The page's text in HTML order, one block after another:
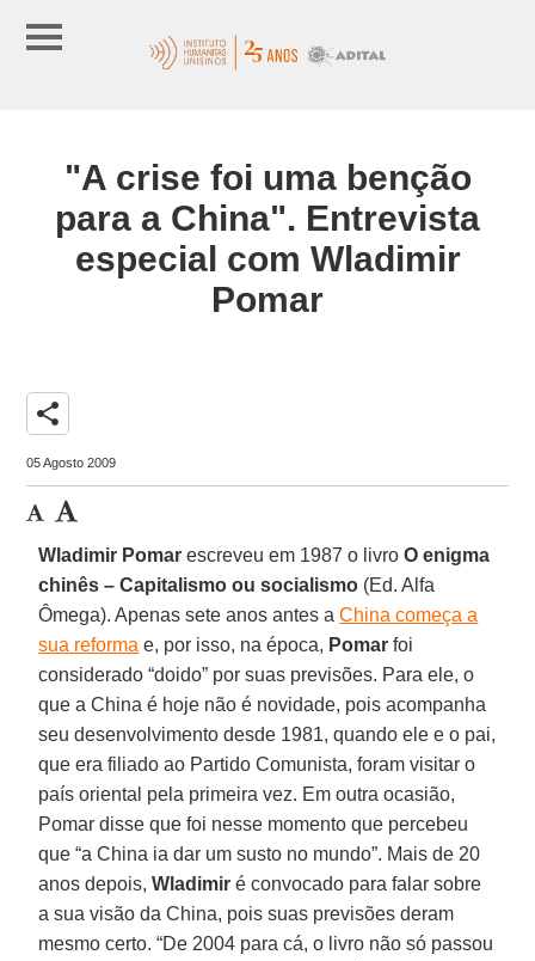
"A crise foi uma benção
para a China". Entrevista
especial com Wladimir
Pomar
share
05 Agosto 2009
Wladimir Pomar escreveu em 1987 o livroO enigma
chinês – Capitalismo ou socialismo (Ed. Alfa
Ômega). Apenas sete anos antes aChina começa a
sua reforma e, por isso, na época, Pomar foi
considerado “doido” por suas previsões. Para ele, o
que a China é hoje não é novidade, pois acompanha
seu desenvolvimento desde 1981, quando ele e o pai,
que era filiado ao Partido Comunista, foram visitar o
país oriental pela primeira vez. Em outra ocasião,
Pomar disse que foi nesse momento que percebeu
que “a China ia dar um susto no mundo”. Mais de 20
anos depois,Wladimir é convocado para falar sobre
a sua visão da China, pois suas previsões deram
mesmo certo. “De 2004 para cá, o livro não só passou